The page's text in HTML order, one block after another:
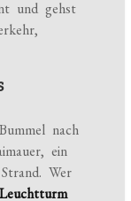
und gehst
nach
ein
Wer
Leuchtturm